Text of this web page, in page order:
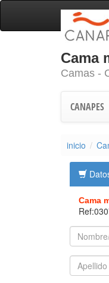
Cama
Camas -
CANAPES
inicio
Cama